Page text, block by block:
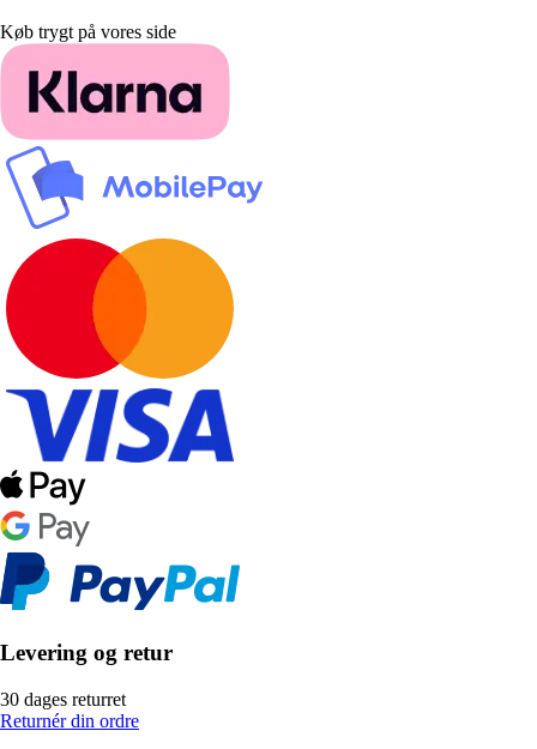
Køb trygt på vores side
Levering og retur
30 dages returret
Returnér din ordre